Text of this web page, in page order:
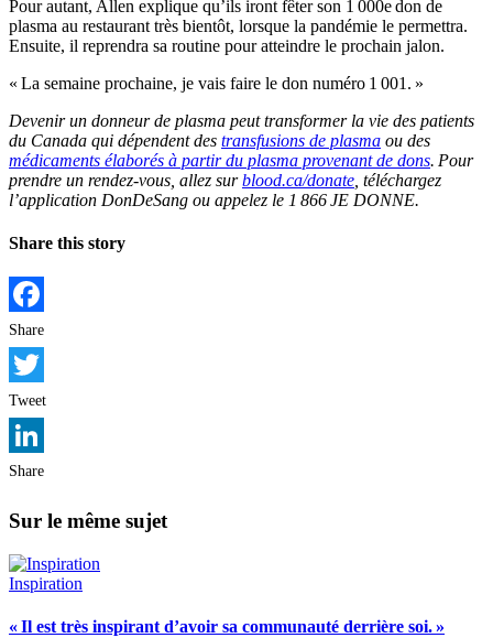
Pour autant, Allen explique qu’ils iront fêter son 1 000e don de
plasma au restaurant très bientôt, lorsque la pandémie le permettra.
Ensuite, il reprendra sa routine pour atteindre le prochain jalon.
« La semaine prochaine, je vais faire le don numéro 1 001. »
Devenir un donneur de plasma peut transformer la vie des patients
du Canada qui dépendent des transfusions de plasma ou des
médicaments élaborés à partir du plasma provenant de dons. Pour
prendre un rendez-vous, allez surblood.ca/donate , téléchargez
l’application DonDeSang ou appelez le 1 866 JE DONNE.
Share this story
Facebook
Share
Twitter
Tweet
LinkedIn
Share
Sur le même sujet
Inspiration
« Il est très inspirant d’avoir sa communauté derrière soi. »